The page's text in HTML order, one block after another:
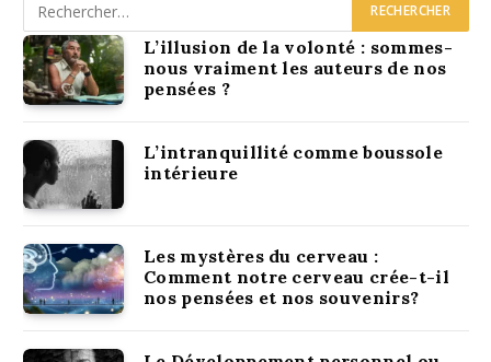
L’illusion de la volonté : sommes-
nous vraiment les auteurs de nos
pensées ?
L’intranquillité comme boussole
intérieure
Les mystères du cerveau :
Comment notre cerveau crée-t-il
nos pensées et nos souvenirs?